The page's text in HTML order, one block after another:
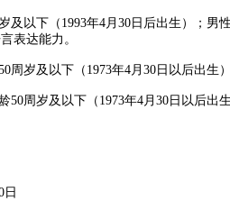
以下（1993年4月30日后出生）；男
表达能力。
岁及以下（1973年4月30日以后出生
周岁及以下（1973年4月30日以后出